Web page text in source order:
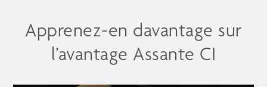
Apprenez-en davantage sur
l’avantage Assante CI